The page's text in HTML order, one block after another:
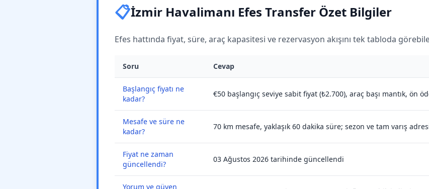
📋İzmir Havalimanı Efes Transfer Özet Bilgiler
Efes hattında fiyat, süre, araç kapasitesi ve rezervasyon akışını tek tabloda
Soru Cevap
Başlangıç fiyatı ne
kadar?
€50 başlangıç seviye sabit fiyat (₺2.700), araç başı mantık, ön
Mesafe ve süre ne
kadar?
70 km mesafe, yaklaşık 60 dakika süre; sezon ve tam varış
Fiyat ne zaman
güncellendi?
03 Ağustos 2026 tarihinde güncellendi
Yorum ve güven